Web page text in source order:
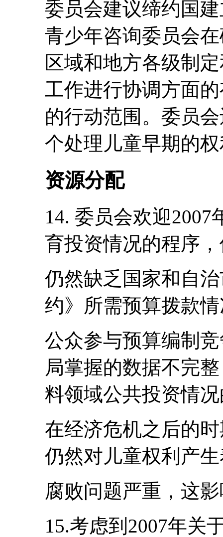
委员会建议缔约国
青少年咨询委员会
区域和地方各级制
工作进行协调方面
的行动范围。委员
个处理儿童早期的
资源分配
14. 委员会欢迎
育投资情况的程序
仍然缺乏国家和自
约》所需预算拨款
公众参与预算编制
局掌握的数据不完
料领域公共投资情
在经济危机之后的
仍然对儿童权利产
腐败问题严重，这
15.考虑到2007年关